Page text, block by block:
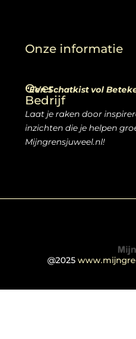
Over
Bedrijf
“Een Schatkist vol
Laat je raken door
inzichten die je helpen
Mijngrensjuweel.nl!
Onze informatie
@2025